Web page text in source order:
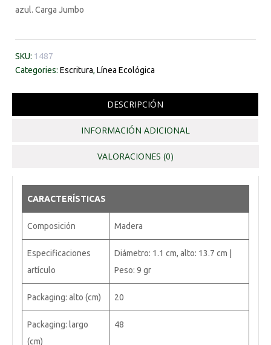
azul. Carga Jumbo
SKU: 1487
Categories: Escritura, Línea Ecológica
DESCRIPCIÓN
INFORMACIÓN ADICIONAL
VALORACIONES (0)
CARACTERÍSTICAS
Composición Madera
Especificaciones
artículo
Diámetro: 1.1 cm, alto: 13.7 cm |
Peso: 9 gr
Packaging: alto (cm) 20
Packaging: largo
(cm)
48